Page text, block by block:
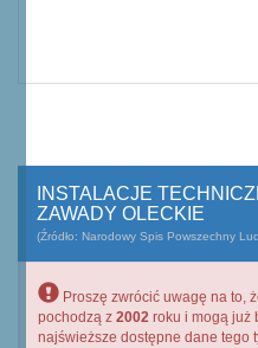
INSTALACJE
ZAWADY OLECKIE
(Źródło: Narodowy Spis Powszechny
Proszę zwrócić uwagę na to,
pochodzą z 2002 roku i mogą już
najświeższe dostępne dane tego